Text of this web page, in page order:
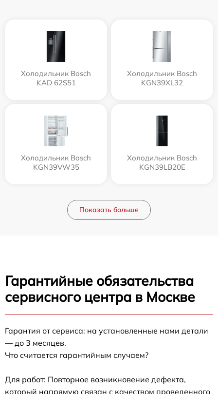
Холодильник Bosch
KAD 62S51
Холодильник Bosch
KGN39XL32
Холодильник Bosch
KGN39VW35
Холодильник Bosch
KGN39LB20E
Показать больше
Гарантийные обязательства
сервисного центра в Москве
Гарантия от сервиса: на установленные нами детали
— до 3 месяцев.
Что считается гарантийным случаем?
Для работ: Повторное возникновение дефекта,
который напрямую связан с качеством проведенного